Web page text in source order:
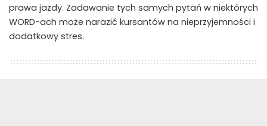
prawa jazdy. Zadawanie tych samych pytań w niektórych
WORD-ach może narazić kursantów na nieprzyjemności i
dodatkowy stres.